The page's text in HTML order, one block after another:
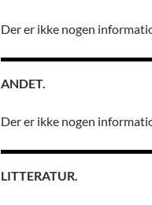
Der er ikke nogen
ANDET.
Der er ikke nogen
LITTERATUR.